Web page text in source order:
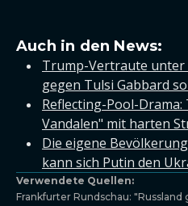
Auch in den News:
Trump-Vertraute unter
gegen Tulsi Gabbard
Reflecting-Pool-
Vandalen" mit harten
Die eigene
kann sich Putin den
Verwendete Quellen:
Frankfurter Rundschau: